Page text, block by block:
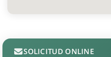
SOLICITUD ONLINE